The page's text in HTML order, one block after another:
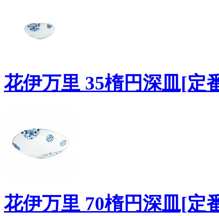
花伊万里 35楕円深皿[定
花伊万里 70楕円深皿[定